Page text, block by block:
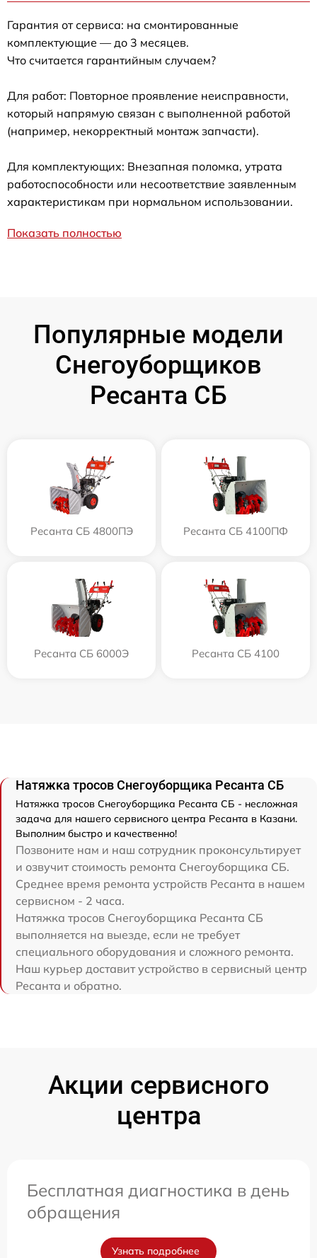
Гарантия от сервиса: на смонтированные
комплектующие — до 3 месяцев.
Что считается гарантийным случаем?
Для работ: Повторное проявление неисправности,
который напрямую связан с выполненной работой
(например, некорректный монтаж запчасти).
Для комплектующих: Внезапная поломка, утрата
работоспособности или несоответствие заявленным
характеристикам при нормальном использовании.
Показать полностью
Популярные модели
Снегоуборщиков
Ресанта СБ
Ресанта СБ 4800ПЭ Ресанта СБ 4100ПФ
Ресанта СБ 6000Э Ресанта СБ 4100
Натяжка тросов Снегоуборщика Ресанта СБ
Натяжка тросов Снегоуборщика Ресанта СБ - несложная
задача для нашего сервисного центра Ресанта в Казани.
Выполним быстро и качественно!
Позвоните нам и наш сотрудник проконсультирует
и озвучит стоимость ремонта Снегоуборщика СБ.
Среднее время ремонта устройств Ресанта в нашем
сервисном - 2 часа.
Натяжка тросов Снегоуборщика Ресанта СБ
выполняется на выезде, если не требует
специального оборудования и сложного ремонта.
Наш курьер доставит устройство в сервисный центр
Ресанта и обратно.
Акции сервисного
центра
Бесплатная диагностика в день
обращения
Узнать подробнее